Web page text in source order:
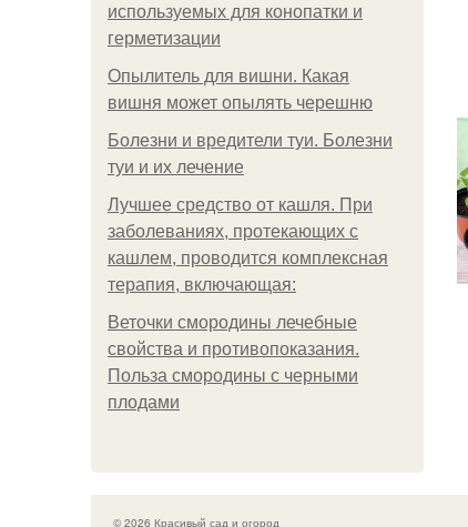
используемых для конопатки и
герметизации
Опылитель для вишни. Какая
вишня может опылять черешню
Болезни и вредители туи. Болезни
туи и их лечение
Лучшее средство от кашля. При
заболеваниях, протекающих с
кашлем, проводится комплексная
терапия, включающая:
Веточки смородины лечебные
свойства и противопоказания.
Польза смородины с черными
плодами
© 2026 Красивый сад и огород